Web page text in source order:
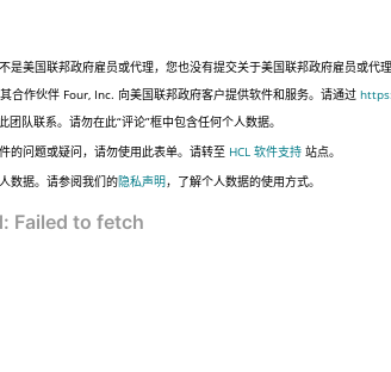
是美国联邦政府雇员或代理，您也没有提交关于美国联邦政府雇员或代
合作伙伴 Four, Inc. 向美国联邦政府客户提供软件和服务。请通过
团队联系。请勿在此“评论”框中包含任何个人数据。
的问题或疑问，请勿使用此表单。请转至 HCL 软件支持 站点。
数据。请参阅我们的隐私声明，了解个人数据的使用方式。